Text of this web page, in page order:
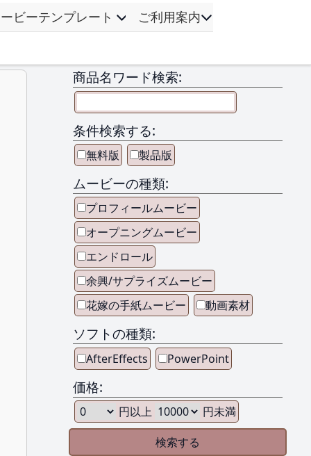
ビーテンプレート ご利用案内
商品名ワード検索:
条件検索する:
無料版 製品版
ムービーの種類:
プロフィールムービー
オープニングムービー
エンドロール
余興/サプライズムービー
花嫁の手紙ムービー
動画素材
ソフトの種類:
AfterEffects PowerPoint
価格:
円以上 円未満